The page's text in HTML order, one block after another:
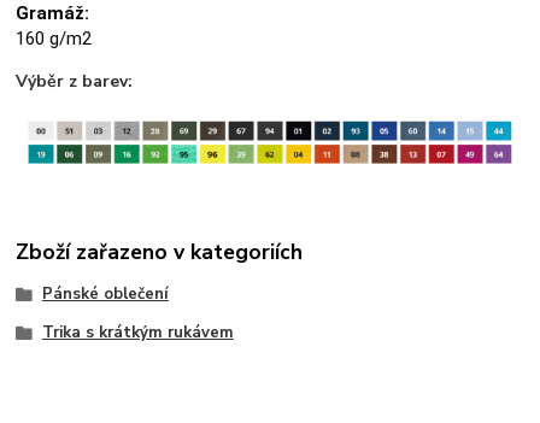
Gramáž:
160 g/m2
Výběr z barev:
Zboží zařazeno v kategoriích
Pánské oblečení
Trika s krátkým rukávem